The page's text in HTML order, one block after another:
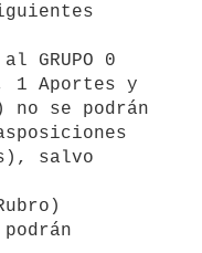
GRUPO 0
1 Aportes y
no se podrán
salvo